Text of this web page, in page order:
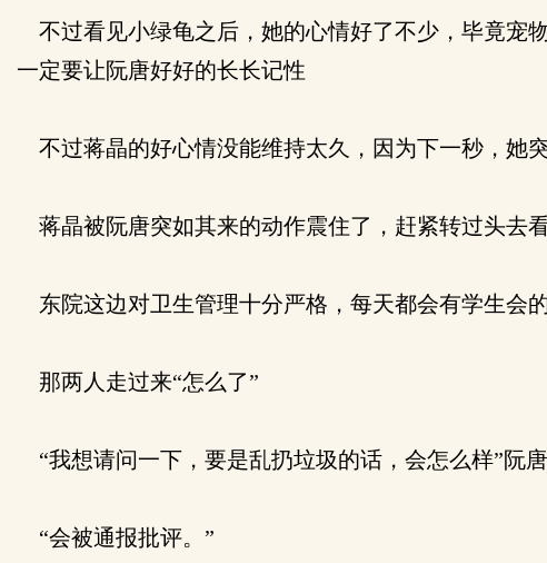
不过看见小绿龟之后，她的心情好了不少，毕竟宠
一定要让阮唐好好的长长记性
不过蒋晶的好心情没能维持太久，因为下一秒，她
蒋晶被阮唐突如其来的动作震住了，赶紧转过头去
东院这边对卫生管理十分严格，每天都会有学生会
那两人走过来“怎么了”
“我想请问一下，要是乱扔垃圾的话，会怎么样”阮唐
“会被通报批评。”